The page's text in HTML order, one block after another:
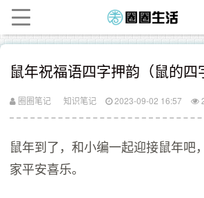
鼠年祝福语四字押韵（鼠的四
圈圈笔记 知识笔记 2023-09-02 16:57
鼠年到了，和小编一起迎接鼠年吧
家平安喜乐。